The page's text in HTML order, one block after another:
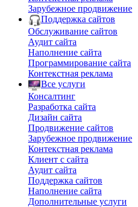
Зарубежное продвижение
Поддержка сайтов
Обслуживание сайтов
Аудит сайта
Наполнение сайта
Программирование сайта
Контекстная реклама
Все услуги
Консалтинг
Разработка сайта
Дизайн сайта
Продвижение сайтов
Зарубежное продвижение
Контекстная реклама
Клиент с сайта
Аудит сайта
Поддержка сайтов
Наполнение сайта
Дополнительные услуги